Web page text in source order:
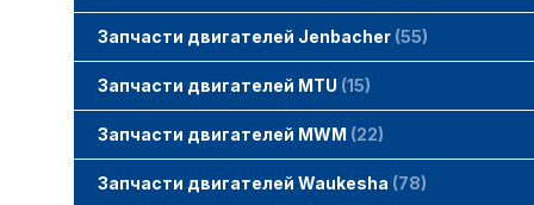
Запчасти двигателей Jenbacher 55
Запчасти двигателей MTU 15
Запчасти двигателей MWM 22
Запчасти двигателей Waukesha 78